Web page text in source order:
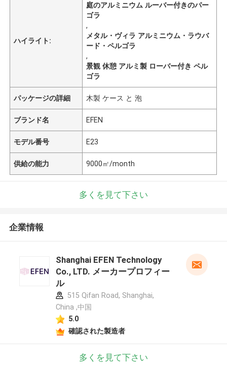
ハイライト:
庭のアルミニウム ルーバー付きのパー
ゴラ
,
メタル・ヴィラ アルミニウム・ラウバ
ード・ペルゴラ
,
景観 休憩 アルミ製 ローバー付き ペル
ゴラ
パッケージの詳細 木製 ケース と 泡
ブランド名 EFEN
モデル番号 E23
供給の能力 9000㎡/month
多くを見て下さい
企業情報
Shanghai EFEN Technology
Co., LTD. メーカープロフィー
ル
515 Qifan Road, Shanghai,
China ,中国
5.0
確認された製造者
多くを見て下さい